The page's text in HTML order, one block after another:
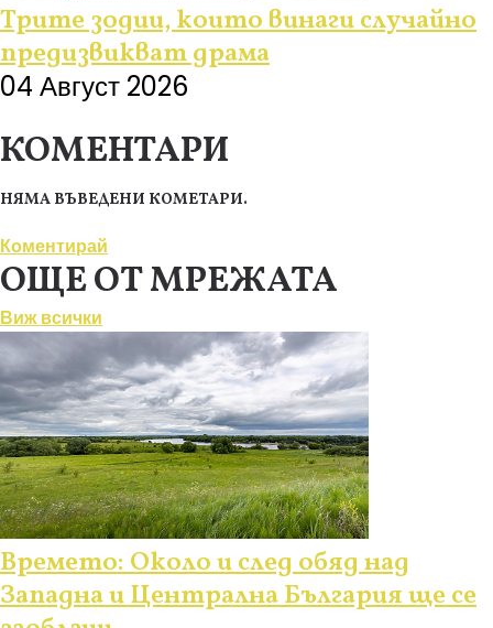
Трите зодии, които винаги случайно
предизвикват драма
04 Август 2026
КОМЕНТАРИ
НЯМА ВЪВЕДЕНИ КОМЕТАРИ.
Коментирай
ОЩЕ ОТ МРЕЖАТА
Виж всички
Времето: Около и след обяд над
Западна и Централна България ще се